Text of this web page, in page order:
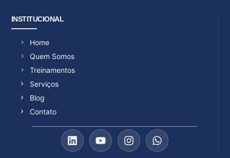
INSTITUCIONAL
Home
Quem Somos
Treinamentos
Serviços
Blog
Contato